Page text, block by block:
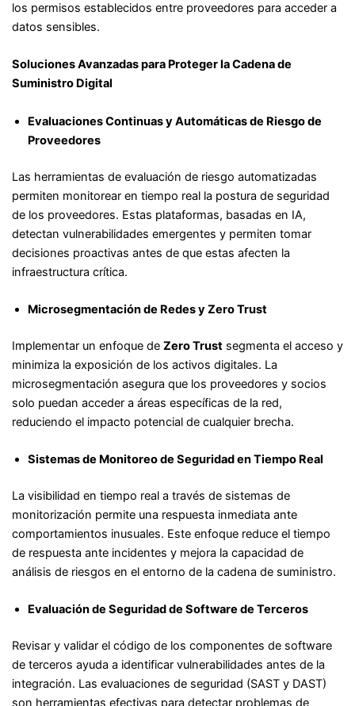
los permisos establecidos entre proveedores para acceder a
datos sensibles.
Soluciones Avanzadas para Proteger la Cadena de
Suministro Digital
Evaluaciones Continuas y Automáticas de Riesgo de
Proveedores
Las herramientas de evaluación de riesgo automatizadas
permiten monitorear en tiempo real la postura de seguridad
de los proveedores. Estas plataformas, basadas en IA,
detectan vulnerabilidades emergentes y permiten tomar
decisiones proactivas antes de que estas afecten la
infraestructura crítica.
Microsegmentación de Redes y Zero Trust
Implementar un enfoque de Zero Trustsegmenta el acceso y
minimiza la exposición de los activos digitales. La
microsegmentación asegura que los proveedores y socios
solo puedan acceder a áreas específicas de la red,
reduciendo el impacto potencial de cualquier brecha.
Sistemas de Monitoreo de Seguridad en Tiempo Real
La visibilidad en tiempo real a través de sistemas de
monitorización permite una respuesta inmediata ante
comportamientos inusuales. Este enfoque reduce el tiempo
de respuesta ante incidentes y mejora la capacidad de
análisis de riesgos en el entorno de la cadena de suministro.
Evaluación de Seguridad de Software de Terceros
Revisar y validar el código de los componentes de software
de terceros ayuda a identificar vulnerabilidades antes de la
integración. Las evaluaciones de seguridad (SAST y DAST)
son herramientas efectivas para detectar problemas de